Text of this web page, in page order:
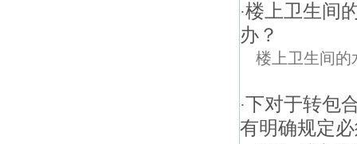
·楼上卫生间
办？
楼上卫生间的
·下对于转包
有明确规定